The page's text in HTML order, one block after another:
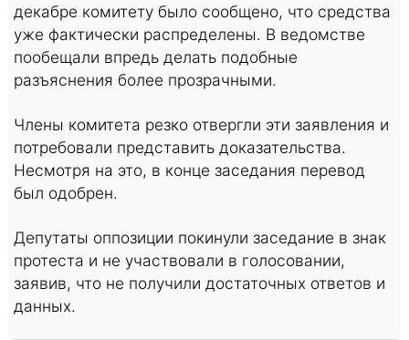
декабре комитету было сообщено, что средства
уже фактически распределены. В ведомстве
пообещали впредь делать подобные
разъяснения более прозрачными.
Члены комитета резко отвергли эти заявления и
потребовали представить доказательства.
Несмотря на это, в конце заседания перевод
был одобрен.
Депутаты оппозиции покинули заседание в знак
протеста и не участвовали в голосовании,
заявив, что не получили достаточных ответов и
данных.